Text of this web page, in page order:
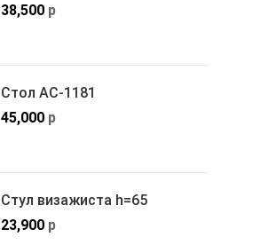
38,500 р
Стол АС-1181
45,000 р
Стул визажиста h=65
23,900 р